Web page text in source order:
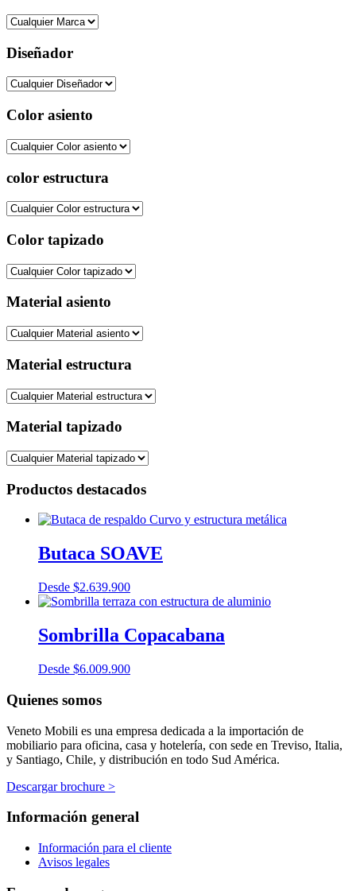
Diseñador
Color asiento
color estructura
Color tapizado
Material asiento
Material estructura
Material tapizado
Productos destacados
Butaca SOAVE
Desde $2.639.900
Sombrilla Copacabana
Desde $6.009.900
Quienes somos
Veneto Mobili es una empresa dedicada a la importación de
mobiliario para oficina, casa y hotelería, con sede en Treviso, Italia,
y Santiago, Chile, y distribución en todo Sud América.
Descargar brochure >
Información general
Información para el cliente
Avisos legales